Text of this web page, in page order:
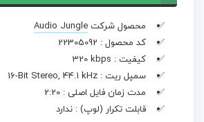
محصول شرکت Audio Jungle
کد محصول : 22305092
کیفیت : 320 kbps
سمپل ریت : 16-Bit Stereo, 44.1 kHz
مدت زمان فایل اصلی : 2:20
قابلت تکرار (لوپ) : ندارد